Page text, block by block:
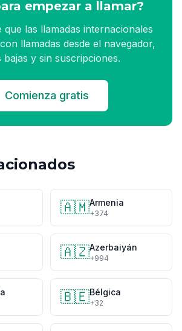
empezar a llamar?
que las llamadas internacionales
llamadas desde el navegador,
bajas y sin suscripciones.
Comienza gratis
🇦🇲Armenia
+374
🇦🇿Azerbaiyán
+994
🇧🇪Bélgica
+32